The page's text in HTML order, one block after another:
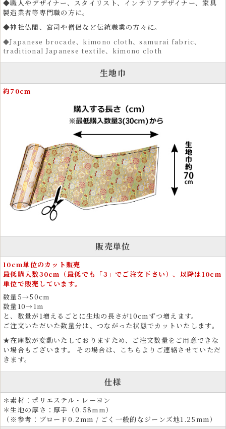
小さめの柄で構成されているため、ドール衣装やぬいぐるみ衣装、愛犬
用の着物など細かな制作にも適しています。 金糸がきらめく織物生地
は、作品に存在感と高級感を与えます。
衣装とファッションに広がる金襴の和風テイストの美
しさ
金襴生地は、和風衣装をはじめ、舞台衣装、祭り衣装、よさこい衣装、
雅楽衣装、神楽衣裳など、伝統的な和装に多く使用されています。着物
運動会や文化祭、剣道、弓道、茶道、書道の発表会、ドレス、コスプ
コスプレイヤーや俳優、芸能関係者の衣装素材としても支持され、五月
人形や雛人形などの伝統人形制作、着物リメイク素材としても活用され
ています。
和のインテリア装飾に最適な金襴生地
金襴生地は、ファブリックパネル、タペストリー、掛け軸、屏風、仏壇
用されています。
ても採用され、上質な和空間を演出します。端午の節句、雛祭り、お正
月、お盆、法事など、季節行事や伝統行事の装飾にもご利用いただけま
す。
◆職人やデザイナー、スタイリスト、インテリアデザイナー、家具
製造業者等専門職の方に。
◆神社仏閣、宮司や僧侶など伝統職業の方々に。
◆Japanese brocade、kimono cloth、samurai fabric、
traditional Japanese textile、kimono cloth
生地巾
約70cm
販売単位
10cm単位のカット販売
最低購入数30cm（最低でも「3」でご注文下さい）、以降は10cm
単位で販売しています。
数量5→50cm
数量10→1m
と、数量が1増えるごとに生地の長さが10cmずつ増えます。
ご注文いただいた数量分は、つながった状態でカットいたします。
★在庫数が変動いたしておりますため、ご注文数量をご用意できな
い場合もございます。 その場合は、こちらよりご連絡させていただ
きます。
仕様
＊素材：ポリエステル・レーヨン
＊生地の厚さ：厚手（0.58mm）
（※参考：ブロード0.2mm / ごく一般的なジーンズ地1.25mm）